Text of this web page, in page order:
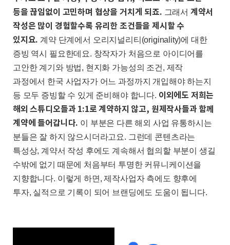
등을 끊임없이 고민하며 협상을 거치게 되죠. 그래서 계약서
작성은 많이 경험할수록 유리한 조건들을 제시할 수
있지요. 계약 단계에서 오리지널리티 (originality)에 대한
증빙 역시 필요한데요. 창작자가 처음으로 아이디어를
고안한 계기와 방법, 현지화 가능성의 조건, 제작
과정에서 한국 사업자가 어느 과정까지 개입해야 하는지
등 모두 증빙할 수 있게 준비해야 합니다. 이외에도 저희는
해외 스튜디오들과 1:1로 계약하지 않고, 원제작사들과 함께
계약에 들어갑니다. 이 부분은 다른 해외 사업 유통하시는
분들은 잘 하지 않으시더라고요. 그런데 콘텐츠라는
특성상, 계약서 작성 후에도 계속해서 협의할 부분이 생길
수밖에 없기 때문에 처음부터 투명한 커뮤니케이션을
지향합니다. 이렇게 하면,제작사업자 측에도 향후에
투자, 실적으로 기록이 되어 브랜딩에도 도움이 됩니다.